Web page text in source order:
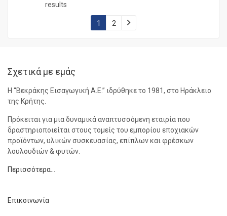
results
1 2
Σχετικά με εμάς
Η “Βεκράκης Εισαγωγική Α.Ε.” ιδρύθηκε το 1981, στο Ηράκλειο
της Κρήτης.
Πρόκειται για μια δυναμικά αναπτυσσόμενη εταιρία που
δραστηριοποιείται στους τομείς του εμπορίου εποχιακών
προϊόντων, υλικών συσκευασίας, επίπλων και φρέσκων
λουλουδιών & φυτών.
Περισσότερα…
Επικοινωνία